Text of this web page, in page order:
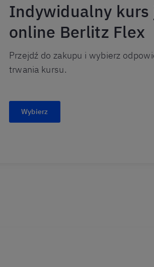
Indywidualny kurs
online Berlitz Flex
Przejdź do zakupu i wybierz
trwania kursu.
Wybierz